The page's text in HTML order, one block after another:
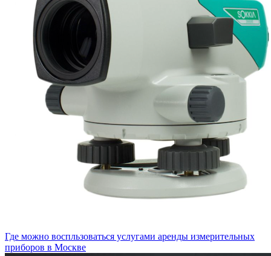
Где можно воспльзоваться услугами аренды измерительных
приборов в Москве